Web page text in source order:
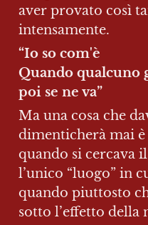
aver provato così
intensamente.
“Io so com'è
Quando qualcuno
poi se ne va”
Ma una cosa che
dimenticherà mai
quando si cercava
l’unico “luogo” in
quando piuttosto
sotto l’effetto della